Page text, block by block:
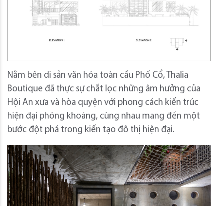
Nằm bên di sản văn hóa toàn cầu Phố Cổ, Thalia
Boutique đã thực sự chắt lọc những âm hưởng của
Hội An xưa và hòa quyện với phong cách kiến ​​trúc
hiện đại phóng khoáng, cùng nhau mang đến một
bước đột phá trong kiến ​​tạo đô thị hiện đại.